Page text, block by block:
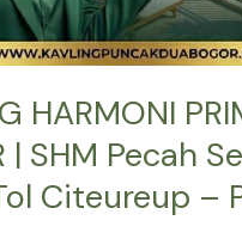
HARMONI
| SHM Pecah
Citeureup –